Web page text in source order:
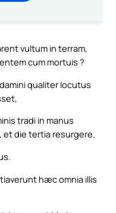
vultum in terram,
cum mortuis ?
qualiter locutus
tradi in manus
et die tertia resurgere.
hæc omnia illis